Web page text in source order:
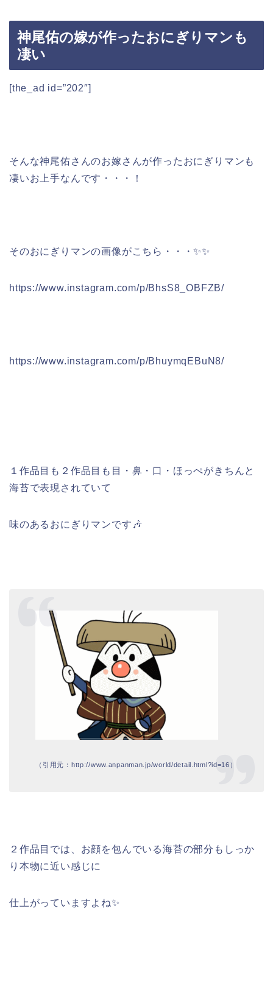
神尾佑の嫁が作ったおにぎりマンも
凄い
[the_ad id=”202″]
そんな神尾佑さんのお嫁さんが作ったおにぎりマンも
凄いお上手なんです・・・！
そのおにぎりマンの画像がこちら・・・✨✨
https://www.instagram.com/p/BhsS8_OBFZB/
https://www.instagram.com/p/BhuymqEBuN8/
１作品目も２作品目も目・鼻・口・ほっぺがきちんと
海苔で表現されていて
味のあるおにぎりマンです🎶
（引用元：http://www.anpanman.jp/world/detail.html?id=16）
２作品目では、お顔を包んでいる海苔の部分もしっか
り本物に近い感じに
仕上がっていますよね✨